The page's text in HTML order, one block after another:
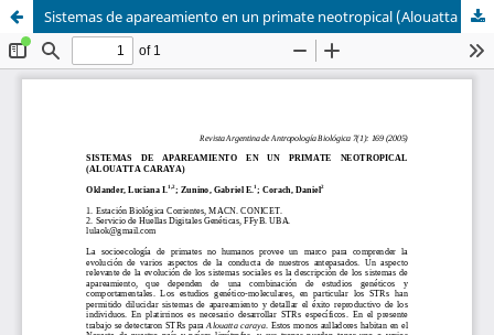
Sistemas de apareamiento en un primate neotropical (Alouatta caraya) / Mating in neotropical primate (Alouatta caraya)